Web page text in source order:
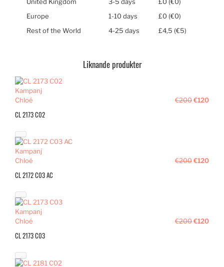
Europe
1-10 days
£0 (€0)
Rest of the World
4-25 days £4,5 (€5)
Liknande produkter
Kampanj
€200€120
Chloé
CL 2173 C02
Kampanj
€200€120
Chloé
CL 2172 C03 AC
Kampanj
€200€120
Chloé
CL 2173 C03